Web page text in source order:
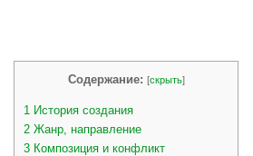
Содержание: [скрыть]
1
История создания
2 Жанр, направление
3 Композиция и конфликт